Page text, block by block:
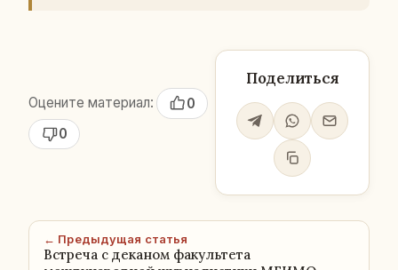
Оцените материал:
0
0
Поделиться
← Предыдущая статья
Встреча с деканом факультета